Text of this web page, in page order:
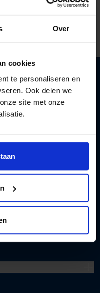
Over
cookies
te personaliseren en
Ook delen we
site met onze
leven